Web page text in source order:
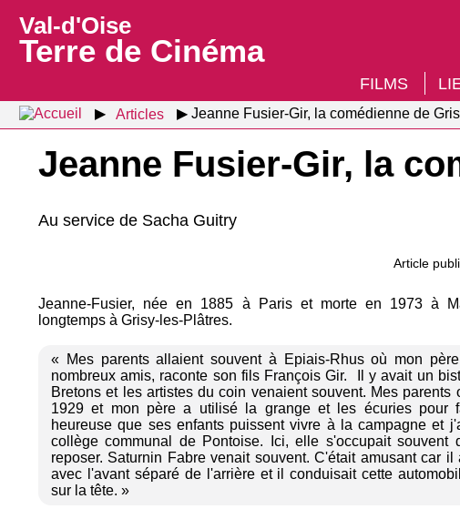
Val-d'Oise
Terre de Cinéma
FILMS
Articles Jeanne Fusier-Gir, la comédienne de
Jeanne Fusier-Gir, la
Au service de Sacha Guitry
Article
Jeanne-Fusier, née en 1885 à Paris et morte en 1973 à
longtemps à Grisy-les-Plâtres.
« Mes parents allaient souvent à Epiais-Rhus où mon
nombreux amis, raconte son fils François Gir. Il y avait un
Bretons et les artistes du coin venaient souvent. Mes parents
1929 et mon père a utilisé la grange et les écuries pour
heureuse que ses enfants puissent vivre à la campagne et
collège communal de Pontoise. Ici, elle s'occupait
reposer. Saturnin Fabre venait souvent. C'était amusant car
avec l'avant séparé de l'arrière et il conduisait cette
sur la tête. »